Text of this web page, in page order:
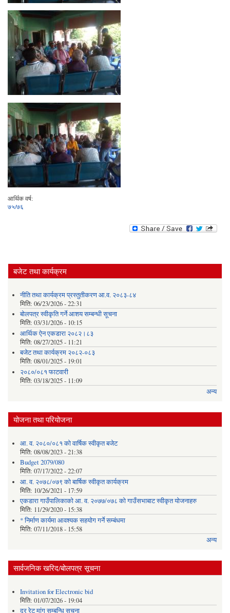
आर्थिक वर्ष:
७५/७६
बजेट तथा कार्यक्रम
नीति तथा कार्यक्रम प्रस्तुतीकरण आ.व. २०८३-८४
मिति: 06/23/2026 - 22:31
बोलपत्र स्वीकृति गर्ने आशय सम्बन्धी सूचना
मिति: 03/31/2026 - 10:15
आर्थिक ऐन एकडारा २०८२।८३
मिति: 08/27/2025 - 11:21
बजेट तथा कार्यक्रम २०८२-०८३
मिति: 08/01/2025 - 19:01
२०८०/०८१ फाटवारी
मिति: 03/18/2025 - 11:09
अन्य
योजना तथा परियोजना
आ. व. २०८०/०८१ को वार्षिक स्वीकृत बजेट
मिति: 08/08/2023 - 21:38
Budget 2079/080
मिति: 07/17/2022 - 22:07
आ. व. २०७८/०७९ को बार्षिक स्वीकृत कार्यक्रम
मिति: 10/26/2021 - 17:59
एकडारा गाउँपालिकाको आ. व. २०७७/०७८ को गाउँसभाबाट स्वीकृत योजनाहरु
मिति: 11/29/2020 - 15:38
* निर्माण कार्यमा आवश्यक सहयोग गर्ने सम्बंधमा
मिति: 07/11/2018 - 15:58
अन्य
सार्वजनिक खरिद/बोलपत्र सूचना
Invitation for Electronic bid
मिति: 01/07/2026 - 19:04
दर रेट मांग सम्बन्धि सुचना